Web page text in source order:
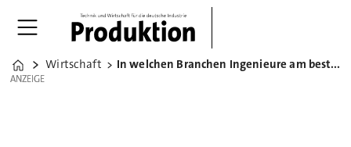
Home
Wirtschaft In welchen Branchen Ingenieure am besten verdienen
ANZEIGE
ANZEIGE